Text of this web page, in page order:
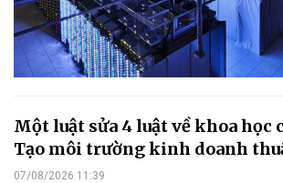
Một luật sửa 4 luật về khoa học
Tạo môi trường kinh doanh
07/08/2026 11:39